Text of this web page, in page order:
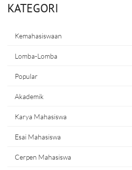
KATEGORI
Kemahasiswaan
Lomba-Lomba
Popular
Akademik
Karya Mahasiswa
Esai Mahasiswa
Cerpen Mahasiswa